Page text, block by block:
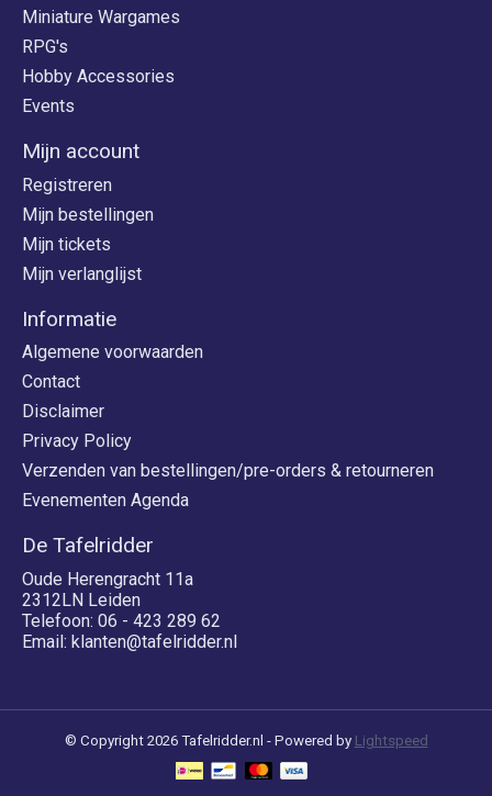
Miniature Wargames
RPG's
Hobby Accessories
Events
Mijn account
Registreren
Mijn bestellingen
Mijn tickets
Mijn verlanglijst
Informatie
Algemene voorwaarden
Contact
Disclaimer
Privacy Policy
Verzenden van bestellingen/pre-orders & retourneren
Evenementen Agenda
De Tafelridder
Oude Herengracht 11a
2312LN Leiden
Telefoon: 06 - 423 289 62
Email: klanten@tafelridder.nl
© Copyright 2026 Tafelridder.nl - Powered by Lightspeed